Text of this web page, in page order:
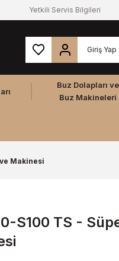
Yetkili Servis Bilgileri
Giriş Yap
Buz Dolapları ve
Buz Makineleri
Makinesi
S100 TS -